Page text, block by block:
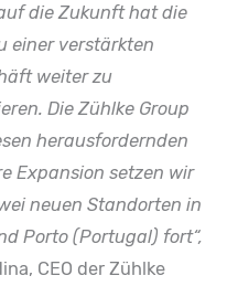
die Zukunft hat die
einer verstärkten
weiter zu
Die Zühlke Group
herausfordernden
Expansion setzen wir
neuen Standorten in
Porto (Portugal) fort“,
CEO der Zühlke